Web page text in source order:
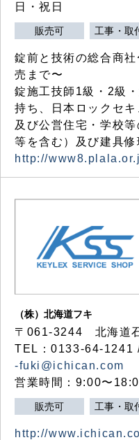
日・祝日
販売可 工事・取
錠前と技術の総合商
売まで〜
錠施工技師1級・2級
持ち、日本ロックセ
及び公営住宅・学校
等を含む）及び建具修
http://
（株）北海道フキ
〒061-3244 北海道
TEL：0133-64-1241
-fuki@ichican.com
営業時間：9:00〜
販売可 工事・取
http://